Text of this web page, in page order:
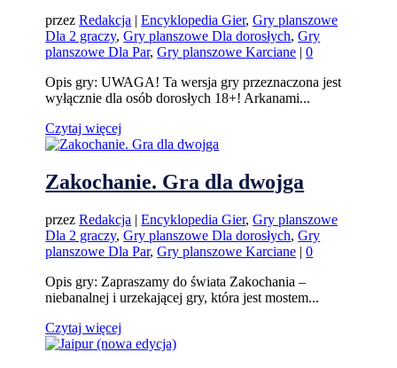
przezRedakcja |Encyklopedia Gier,Gry planszowe
Dla 2 graczy,Gry planszowe Dla dorosłych,Gry
planszowe Dla Par,Gry planszowe Karciane |0
Opis gry: UWAGA! Ta wersja gry przeznaczona jest
wyłącznie dla osób dorosłych 18+! Arkanami...
Czytaj więcej
Zakochanie. Gra dla dwojga
przezRedakcja |Encyklopedia Gier,Gry planszowe
Dla 2 graczy,Gry planszowe Dla dorosłych,Gry
planszowe Dla Par,Gry planszowe Karciane |0
Opis gry: Zapraszamy do świata Zakochania –
niebanalnej i urzekającej gry, która jest mostem...
Czytaj więcej